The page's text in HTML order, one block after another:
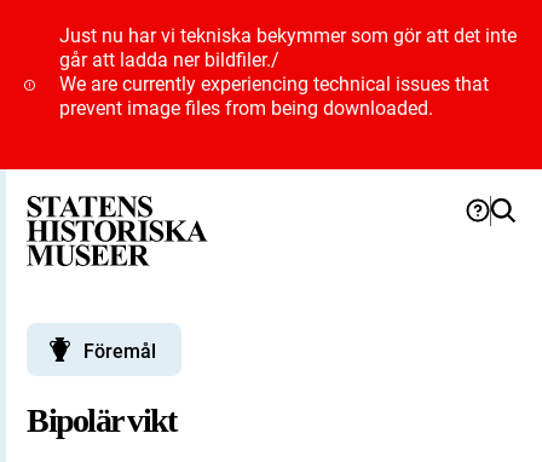
Just nu har vi tekniska bekymmer som gör att det inte
går att ladda ner bildfiler./
We are currently experiencing technical issues that
prevent image files from being downloaded.
Föremål
Bipolär vikt